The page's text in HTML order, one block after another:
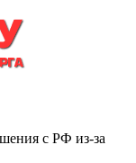
с РФ из-за